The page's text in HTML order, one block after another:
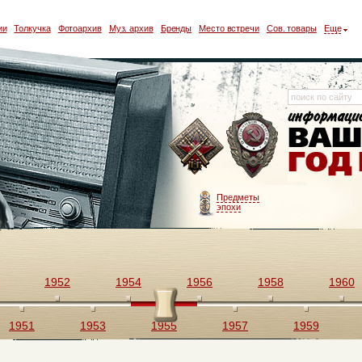
Толкучка Фотоархив Муз. архив Бренды Место встречи Сов. товары Еще
Предметы
эпохи
1951
1952
1953
1954
1955
1956
1957
1958
1959
1960